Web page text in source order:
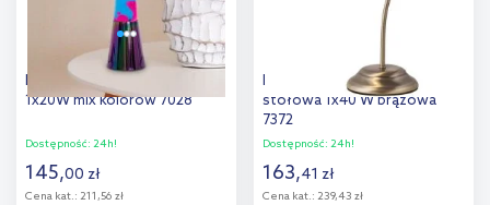
Rabalux Minka lampa stołowa
1x20W mix kolorów 7028
Dostępność: 24h!
145,00 zł
Cena kat.: 211,56 zł
Rabalux Francesca lampa
stołowa 1x40 W brązowa
7372
Dostępność: 24h!
163,41 zł
Cena kat.: 239,43 zł